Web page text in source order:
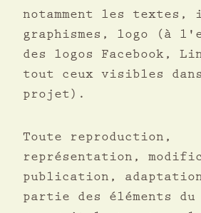
notamment les textes,
graphismes, logo (à
des logos Facebook,
tout ceux visibles
projet).
Toute reproduction,
représentation,
publication,
partie des éléments